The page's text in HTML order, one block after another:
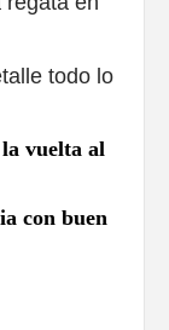
todo lo
vuelta al
con buen